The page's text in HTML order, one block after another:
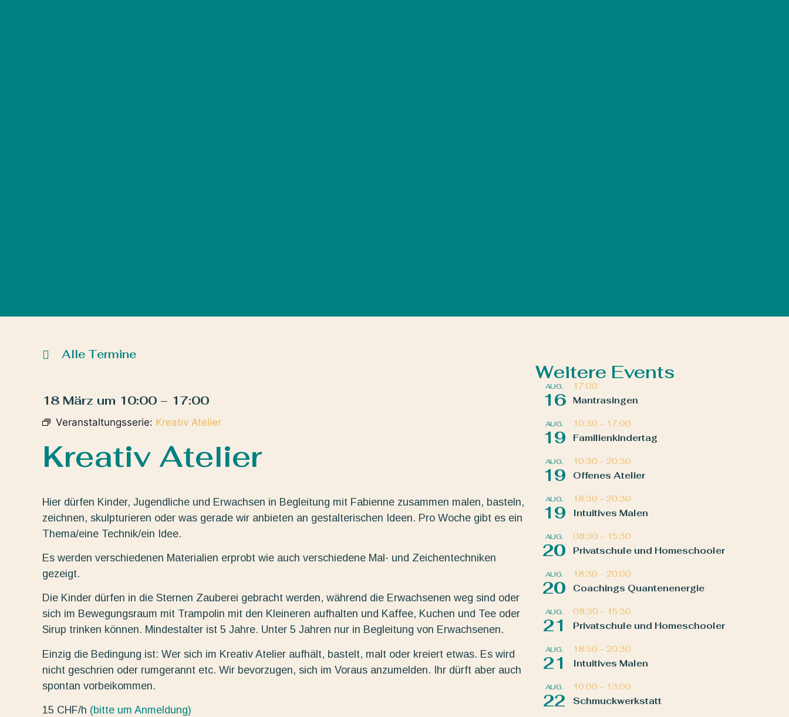
Alle Termine
18 März um 10:00 – 17:00
Veranstaltungsserie: Kreativ Atelier
Kreativ Atelier
Hier dürfen Kinder, Jugendliche und Erwachsen in Begleitung mit Fabienne zusammen malen, basteln,
zeichnen, skulpturieren oder was gerade wir anbieten an gestalterischen Ideen. Pro Woche gibt es ein
Thema/eine Technik/ein Idee.
Es werden verschiedenen Materialien erprobt wie auch verschiedene Mal- und Zeichentechniken
gezeigt.
Die Kinder dürfen in die Sternen Zauberei gebracht werden, während die Erwachsenen weg sind oder
sich im Bewegungsraum mit Trampolin mit den Kleineren aufhalten und Kaffee, Kuchen und Tee oder
Sirup trinken können. Mindestalter ist 5 Jahre. Unter 5 Jahren nur in Begleitung von Erwachsenen.
Einzig die Bedingung ist: Wer sich im Kreativ Atelier aufhält, bastelt, malt oder kreiert etwas. Es wird
nicht geschrien oder rumgerannt etc. Wir bevorzugen, sich im Voraus anzumelden. Ihr dürft aber auch
spontan vorbeikommen.
15 CHF/h (bitte um Anmeldung)
Weitere Events
AUG.
16
17:00
Mantrasingen
AUG.
19
10:30 – 17:00
Familienkindertag
AUG.
19
10:30 – 20:30
Offenes Atelier
AUG.
19
18:30 – 20:30
Intuitives Malen
AUG.
20
08:30 – 15:30
Privatschule und Homeschooler
AUG.
20
18:30 – 20:00
Coachings Quantenenergie
AUG.
21
08:30 – 15:30
Privatschule und Homeschooler
AUG.
21
18:30 – 20:30
Intuitives Malen
AUG.
22
10:00 – 13:00
Schmuckwerkstatt